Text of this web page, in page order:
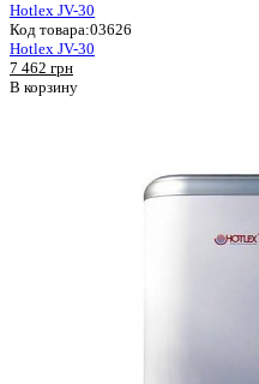
Hotlex JV-30
Код товара:03626
Hotlex JV-30
7 462 грн
В корзину